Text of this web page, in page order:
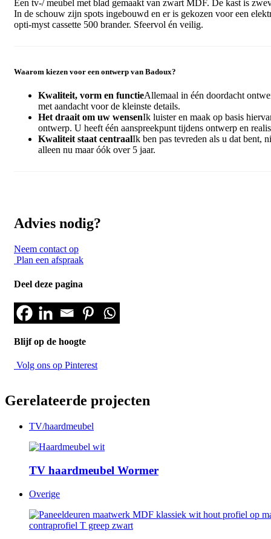
Een tv-/ meubel met blad gemaakt van zwart MDF. De kast is
In de schouw zijn spots ingebouwd en er is gekozen voor een
opti-myst cassette 500 brander. Sfeervol én veilig.
Waarom kiezen voor een ontwerp van Badoux?
Kwaliteit, vorm en functieAllemaal in één doordacht
met aandacht voor de kleinste details.
Het draait om uw wensenIk luister en maak op basis
ontwerp. U heeft één aanspreekpunt tijdens ontwerp en
Kwaliteit staat centraalIk ben pas tevreden als u dat bent,
alleen nu maar óók over 5 jaar.
Advies nodig?
Neem contact op
Plan een afspraak
Deel deze pagina
Blijf op de hoogte
Volg ons op Pinterest
Gerelateerde projecten
TV/haardmeubel
TV haardmeubel Wormer
Overige